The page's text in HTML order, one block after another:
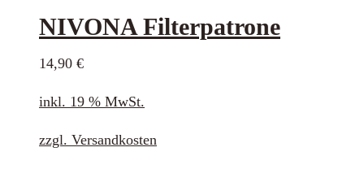
NIVONA Filterpatrone
14,90 €
inkl. 19 % MwSt.
zzgl. Versandkosten